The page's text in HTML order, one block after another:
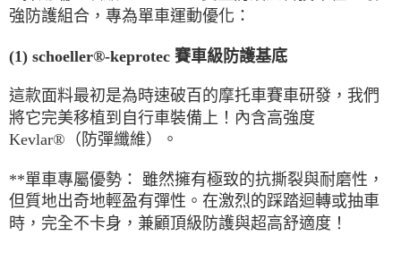
強防護組合，專為單車運動優化：
(1) schoeller®-keprotec 賽車級防護基底
這款面料最初是為時速破百的摩托車賽車研發，我們
將它完美移植到自行車裝備上！內含高強度
Kevlar® （防彈纖維）。
**單車專屬優勢：
雖然擁有極致的抗撕裂與耐磨性，
但質地出奇地輕盈有彈性。在激烈的踩踏迴轉或抽車
時，完全不卡身，兼顧頂級防護與超高舒適度！